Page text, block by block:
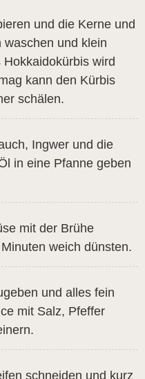
und die Kerne und
waschen und klein
wird
kann den Kürbis
schälen.
Ingwer und die
in eine Pfanne geben
mit der Brühe
weich dünsten.
und alles fein
mit Salz, Pfeffer
schneiden und kurz